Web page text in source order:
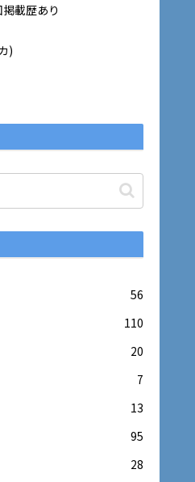
載歴あり
)
56
110
20
7
13
95
28